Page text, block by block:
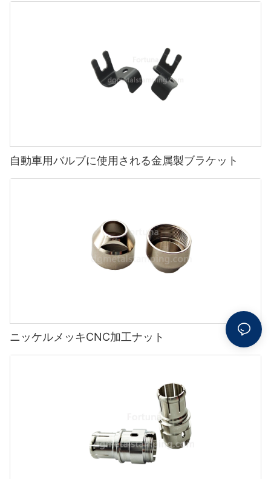
自動車用バルブに使用される金属製ブラケット
ニッケルメッキCNC加工ナット